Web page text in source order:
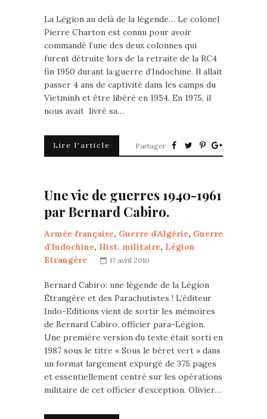
La Légion au delà de la légende… Le colonel
Pierre Charton est connu pour avoir
commandé l’une des deux colonnes qui
furent détruite lors de la retraite de la RC4
fin 1950 durant la guerre d’Indochine. Il allait
passer 4 ans de captivité dans les camps du
Vietminh et être libéré en 1954. En 1975, il
nous avait livré sa…
Lire l'article Partager
Une vie de guerres 1940-1961
par Bernard Cabiro.
Armée française, Guerre d'Algérie, Guerre
d'Indochine, Hist. militaire, Légion
Etrangère
17 avril 2010
Bernard Cabiro: une légende de la Légion
Étrangère et des Parachutistes ! L’éditeur
Indo-Editions vient de sortir les mémoires
de Bernard Cabiro, officier para-Légion.
Une première version du texte était sorti en
1987 sous le titre « Sous le béret vert » dans
un format largement expurgé de 375 pages
et essentiellement centré sur les opérations
militaire de cet officier d’exception. Olivier…